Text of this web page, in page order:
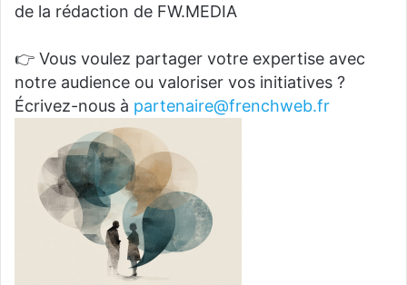
de la rédaction de FW.MEDIA
👉 Vous voulez partager votre expertise avec
notre audience ou valoriser vos initiatives ?
Écrivez-nous à partenaire@frenchweb.fr